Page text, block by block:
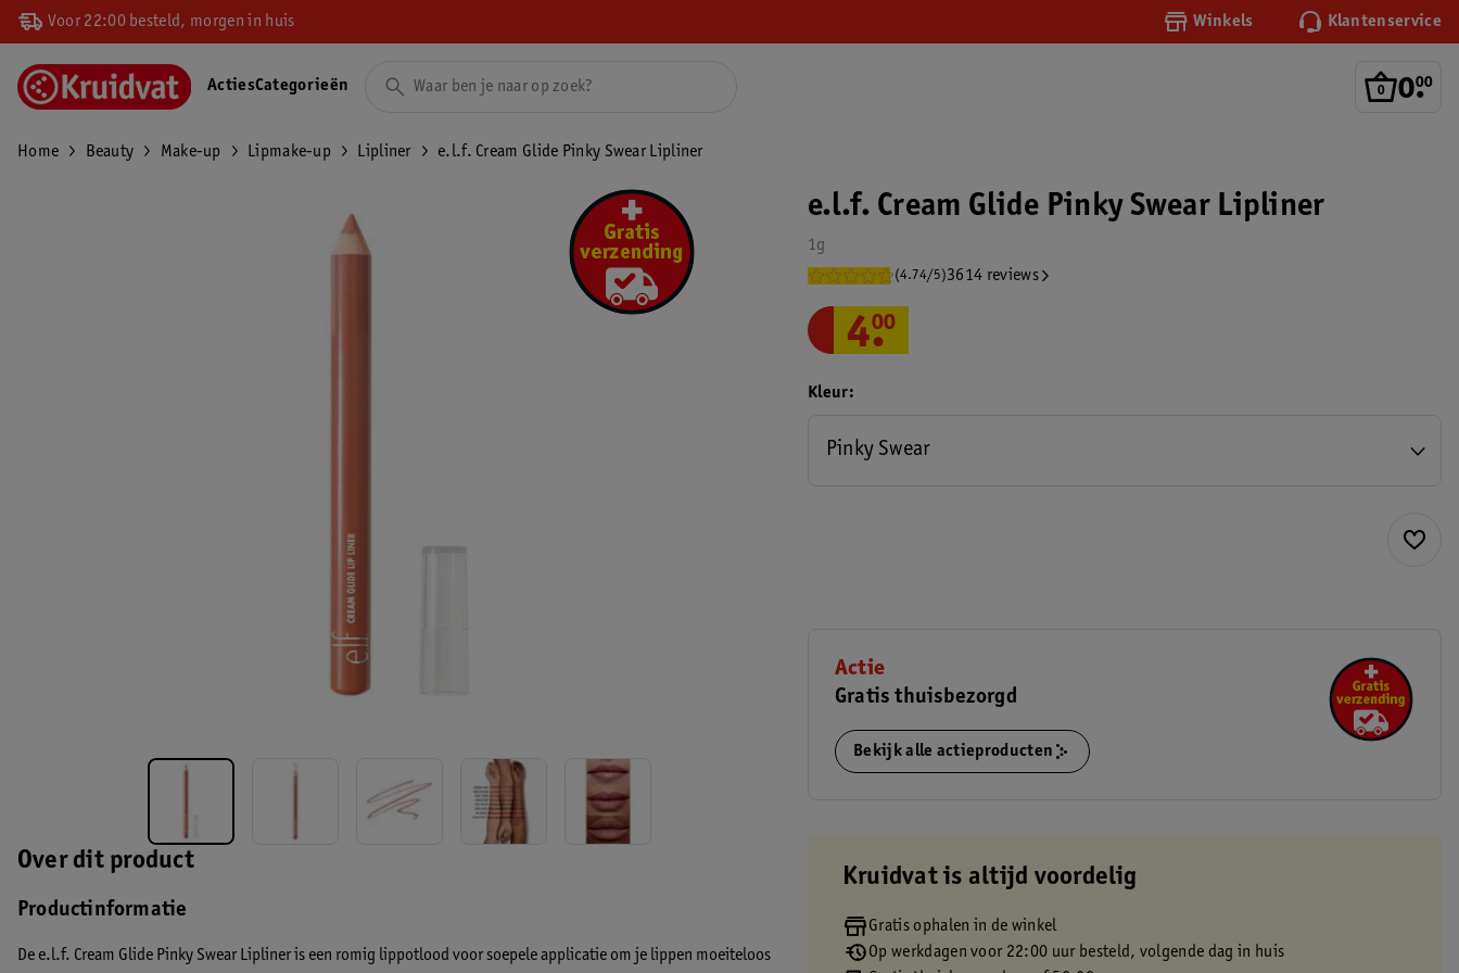
Voor 22:00 besteld, morgen in huis Winkels Klantenservice
0.
00
ActiesCategorieën
Home Beauty Make-up Lipmake-up Lipliner e.l.f. Cream Glide Pinky Swear Lipliner
Over dit product
Productinformatie
De e.l.f. Cream Glide Pinky Swear Lipliner is een romig lippotlood voor soepele applicatie om je lippen moeiteloos
e.l.f. Cream Glide Pinky Swear Lipliner
1g
(4.74/5)3614 reviews
4.
00
Kleur
Pinky Swear
Actie
Gratis thuisbezorgd
Bekijk alle actieproducten
Kruidvat is altijd voordelig
Gratis ophalen in de winkel
Op werkdagen voor 22:00 uur besteld, volgende dag in huis